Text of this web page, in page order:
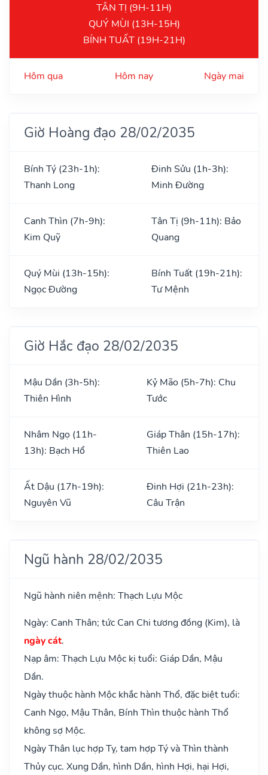
TÂN TỊ (9H-11H)
QUÝ MÙI (13H-15H)
BÍNH TUẤT (19H-21H)
Hôm qua Hôm nay Ngày mai
Giờ Hoàng đạo 28/02/2035
Bính Tý (23h-1h):
Thanh Long
Đinh Sửu (1h-3h):
Minh Đường
Canh Thìn (7h-9h):
Kim Quỹ
Tân Tị (9h-11h): Bảo
Quang
Quý Mùi (13h-15h):
Ngọc Đường
Bính Tuất (19h-21h):
Tư Mệnh
Giờ Hắc đạo 28/02/2035
Mậu Dần (3h-5h):
Thiên Hình
Kỷ Mão (5h-7h): Chu
Tước
Nhâm Ngọ (11h-
13h): Bạch Hổ
Giáp Thân (15h-17h):
Thiên Lao
Ất Dậu (17h-19h):
Nguyên Vũ
Đinh Hợi (21h-23h):
Câu Trận
Ngũ hành 28/02/2035
Ngũ hành niên mệnh: Thạch Lựu Mộc
Ngày: Canh Thân; tức Can Chi tương đồng (Kim), là
ngày cát.
Nạp âm: Thạch Lựu Mộc kị tuổi: Giáp Dần, Mậu
Dần.
Ngày thuộc hành Mộc khắc hành Thổ, đặc biệt tuổi:
Canh Ngọ, Mậu Thân, Bính Thìn thuộc hành Thổ
không sợ Mộc.
Ngày Thân lục hợp Tỵ, tam hợp Tý và Thìn thành
Thủy cục. Xung Dần, hình Dần, hình Hợi, hại Hợi,